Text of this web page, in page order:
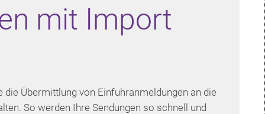
mit Import
Übermittlung von Einfuhranmeldungen an die
So werden Ihre Sendungen so schnell und